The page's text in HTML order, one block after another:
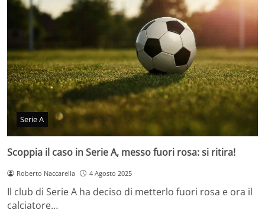
Serie A
Scoppia il caso in Serie A, messo fuori rosa: si ritira!
Roberto Naccarella 4 Agosto 2025
Il club di Serie A ha deciso di metterlo fuori rosa e ora il
calciatore…